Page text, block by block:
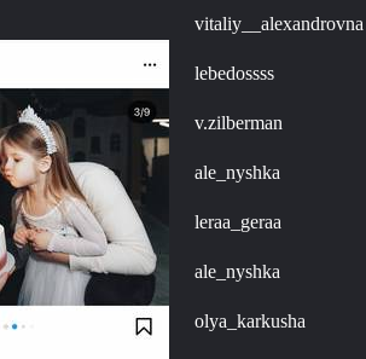
vitaliy__alexandrovna
lebedossss
v.zilberman
ale_nyshka
leraa_geraa
ale_nyshka
olya_karkusha